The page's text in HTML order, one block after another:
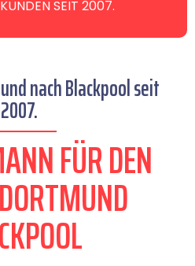
SEIT 2007.
nach Blackpool seit
2007.
FÜR DEN